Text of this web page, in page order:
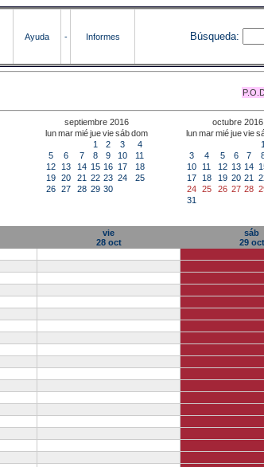
Ayuda - Informes Búsqueda:
septiembre 2016
lunmarmiéjueviesábdom
1
2 3
4
5
6 7 8 9 10
11
12
13 14 15 16 17
18
19 20 21 22 23 24
25
26 27 28 29 30
octubre 2016
lunmarmiéjuevie
1
3
4 5 6 7
10
11 12 13 14
17
18 19 20 21
24 25 26 27 28
31
vie
28 oct
sáb
29 oct